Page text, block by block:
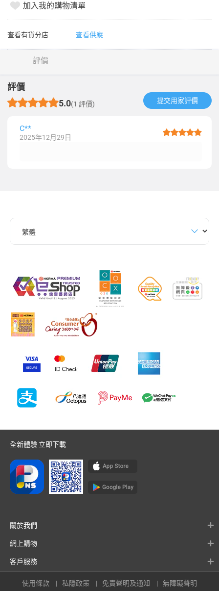
加入我的購物清單
查看有貨分店 查看供應
評價
評價
5.0(1 評價) 提交用家評價​
C**
2025年12月29日
全新體驗 立即下載
關於我們
網上購物
客戶服務
使用條款 私隱政策 免責聲明及通知 無障礙聲明